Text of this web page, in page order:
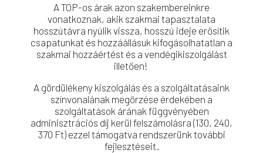
A TOP-os árak azon szakembereinkre
vonatkoznak, akik szakmai tapasztalata
hosszútávra nyúlik vissza, hosszú ideje erősítik
csapatunkat és hozzáállásuk kifogásolhatatlan a
szakmai hozzáértést és a vendégikiszolgálást
illetően!
A gördülékeny kiszolgálás és a szolgáltatásaink
színvonalának megőrzése érdekében a
szolgáltatások árának függvényében
adminisztrációs díj kerül felszámolásra (130, 240,
370 Ft) ezzel támogatva rendszerünk további
fejlesztéseit.